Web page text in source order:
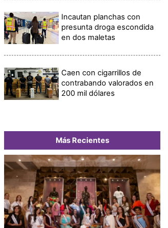
Incautan planchas con
presunta droga escondida
en dos maletas
Caen con cigarrillos de
contrabando valorados en
200 mil dólares
Más Recientes